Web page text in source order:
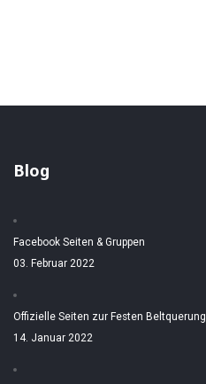
Blog
Facebook Seiten & Gruppen
03. Februar 2022
Offizielle Seiten zur Festen Beltquerung
14. Januar 2022